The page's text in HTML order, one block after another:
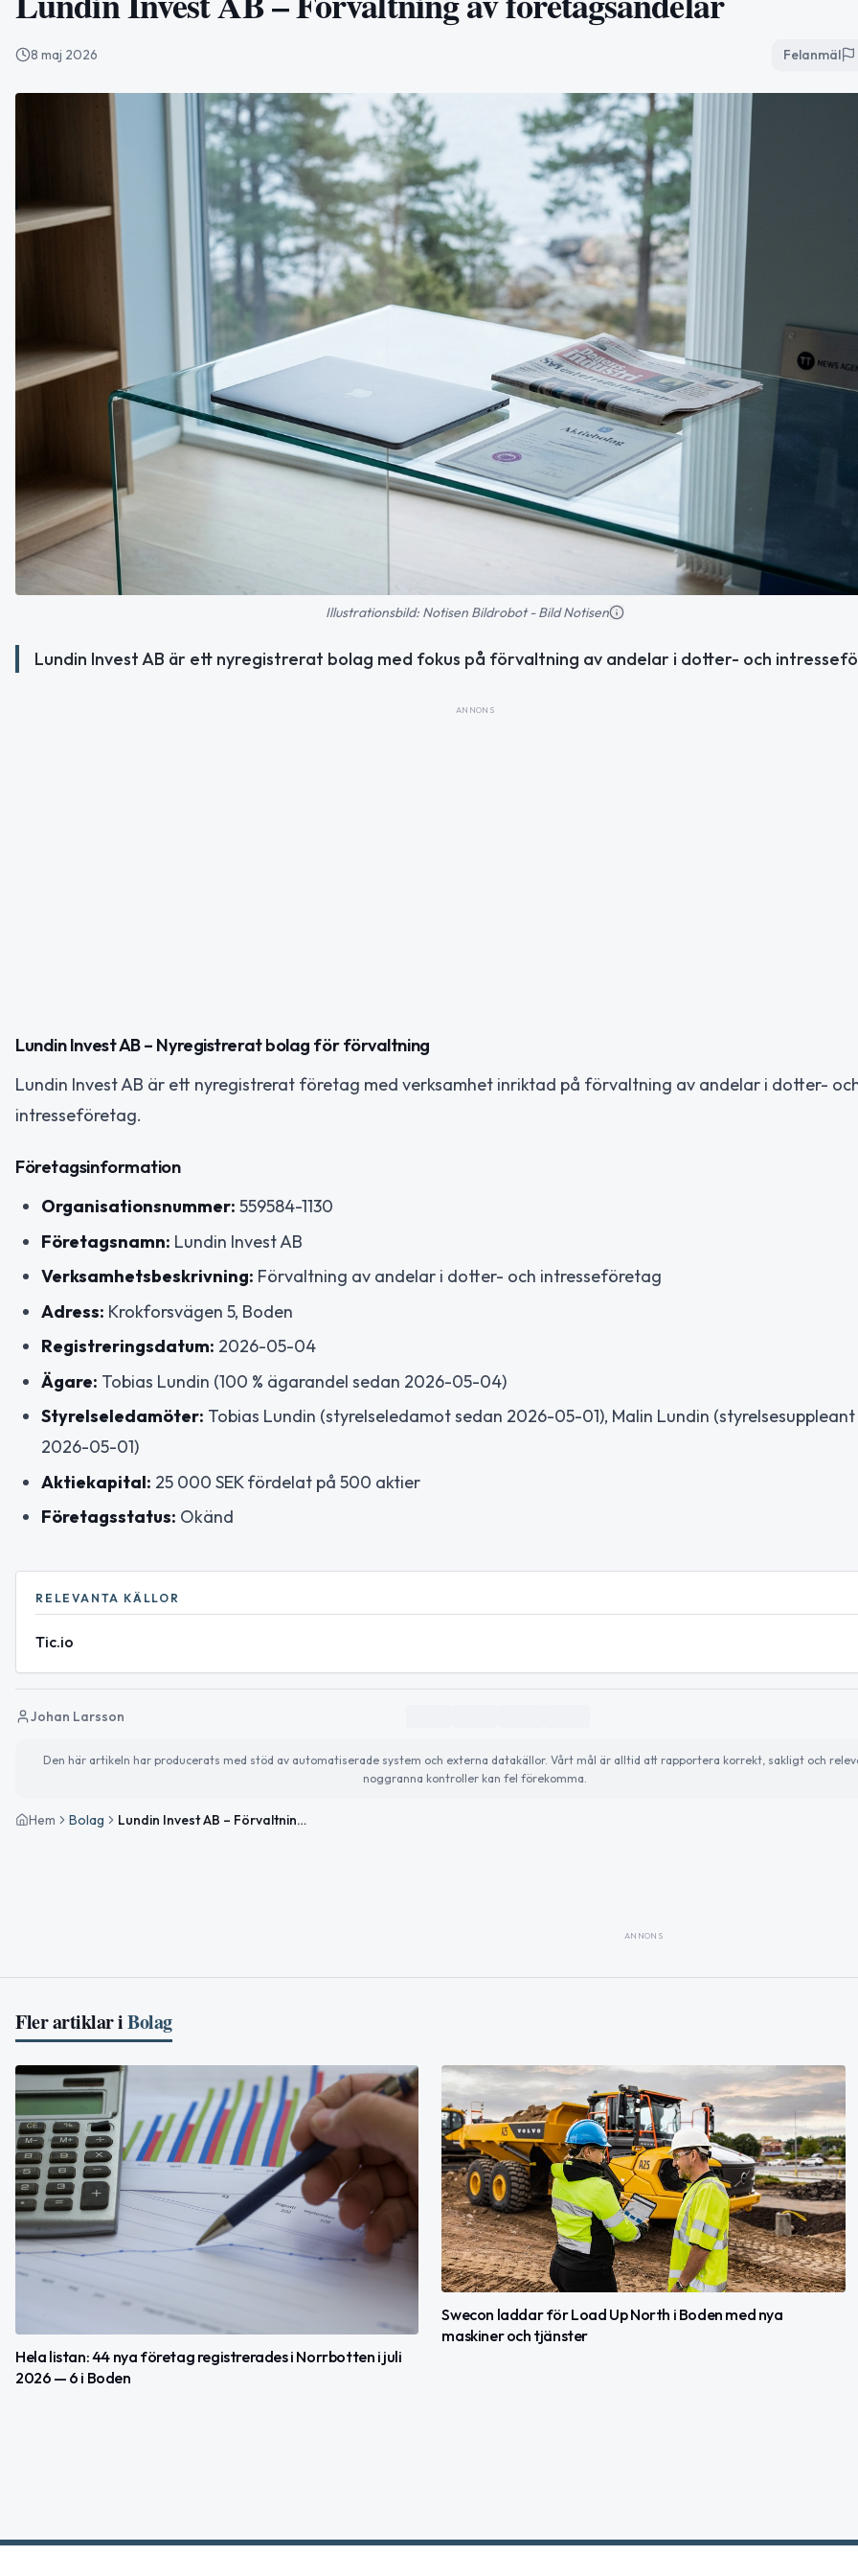
8 maj 2026 Felanmäl
Illustrationsbild: Notisen Bildrobot - Bild Notisen
Lundin Invest AB är ett nyregistrerat bolag med fokus på förvaltning av andelar i dotter- och
ANNONS
Lundin Invest AB – Nyregistrerat bolag för förvaltning
Lundin Invest AB är ett nyregistrerat företag med verksamhet inriktad på förvaltning av andelar i dotter-
intresseföretag.
Företagsinformation
Organisationsnummer: 559584-1130
Företagsnamn: Lundin Invest AB
Verksamhetsbeskrivning: Förvaltning av andelar i dotter- och intresseföretag
Adress: Krokforsvägen 5, Boden
Registreringsdatum: 2026-05-04
Ägare: Tobias Lundin (100 % ägarandel sedan 2026-05-04)
Styrelseledamöter: Tobias Lundin (styrelseledamot sedan 2026-05-01), Malin Lundin
2026-05-01)
Aktiekapital: 25 000 SEK fördelat på 500 aktier
Företagsstatus: Okänd
RELEVANTA KÄLLOR
Tic.io
Johan Larsson
Den här artikeln har producerats med stöd av automatiserade system och externa datakällor. Vårt mål är alltid att rapportera korrekt, sakligt och
noggranna kontroller kan fel förekomma.
Hem Bolag Lundin Invest AB – Förvaltning av företagsandelar
ANNONS
Fler artiklar iBolag
Hela listan: 44 nya företag registrerades i Norrbotten i juli
2026 — 6 i Boden
Swecon laddar för Load Up North i Boden med nya
maskiner och tjänster